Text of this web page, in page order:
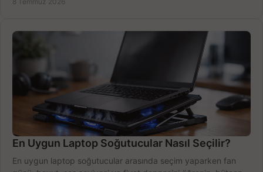
En Uygun Laptop Soğutucular Nasıl Seçilir?
En uygun laptop soğutucular arasında seçim yaparken fan